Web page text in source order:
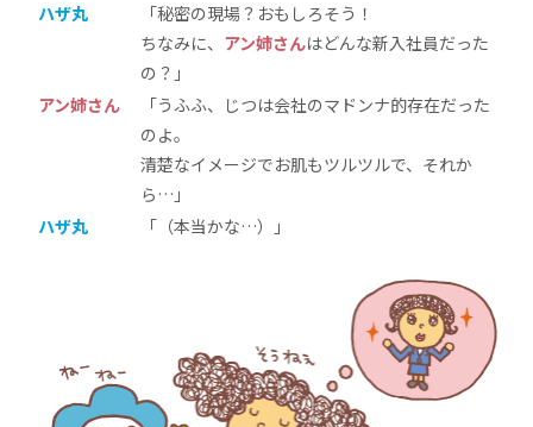
ハザ丸
「秘密の現場？おもしろそう！
ちなみに、 アン姉さんはどんな新入社員だった
の？」
アン姉さん
「うふふ、じつは会社のマドンナ的存在だった
のよ。
清楚なイメージでお肌もツルツルで、それか
ら…」
ハザ丸
「（本当かな…）」